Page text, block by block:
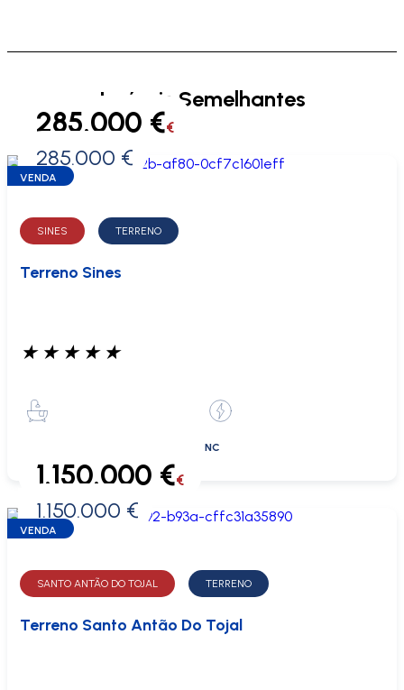
Imóveis Semelhantes
0 €
285.000 €€
285.000 €
VENDA
SINES TERRENO
Terreno Sines
★ ★ ★ ★ ★
NC
0 €
1.150.000 €€
1.150.000 €
VENDA
SANTO ANTÃO DO TOJAL TERRENO
Terreno Santo Antão Do Tojal